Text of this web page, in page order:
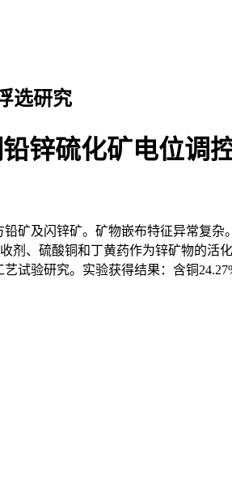
选研究
锌硫化矿电位调
矿及闪锌矿。矿物嵌布特征异常复
剂、硫酸铜和丁黄药作为锌矿物的
试验研究。实验获得结果：含铜